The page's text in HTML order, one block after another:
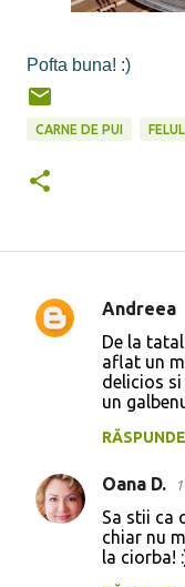
Pofta buna! :)
CARNE DE PUI
C
t
a
Andreea
De la
aflat un
delicios
un
Oana D.
Sa stii ca
chiar nu
la ciorba!